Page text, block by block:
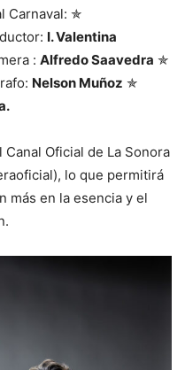
Carnaval: ✯
I. Valentina
: Alfredo Saavedra ✯
Nelson Muñoz ✯
Oficial de La Sonora
lo que permitirá
más en la esencia y el